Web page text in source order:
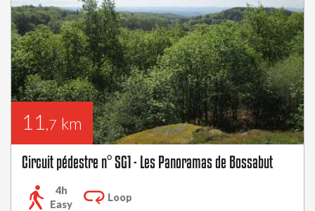
11 ,7 km
Circuit pédestre n° SG1 - Les Panoramas de Bossabut
4h
Easy
Loop